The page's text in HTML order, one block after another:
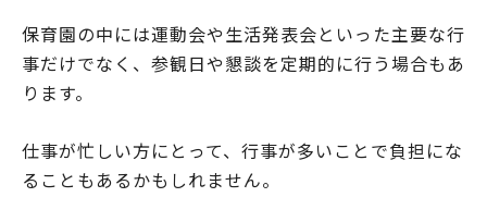
保育園の中には運動会や生活発表会といった主要な行
事だけでなく、参観日や懇談を定期的に行う場合もあ
ります。
仕事が忙しい方にとって、行事が多いことで負担にな
ることもあるかもしれません。